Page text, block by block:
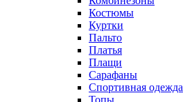
Костюмы
Куртки
Пальто
Платья
Плащи
Сарафаны
Спортивная одежда
Топы